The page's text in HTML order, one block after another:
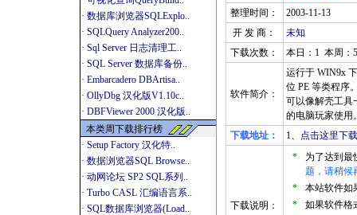
· 数据库浏览器SQLExplo..
· SQLQuery Analyzer200..
· Sql Server 日志清理工..
· SQL Server 数据库备份..
· Embarcadero DBArtisa..
· OllyDbg 汉化版V1.10c..
· DBFViewer 2000 汉化版..
本类周下载排行榜
· Setup Factory 汉化特..
· 数据浏览器SQL Browse..
· 动网论坛 SP2 SQL系列..
· Turbo CASL 汇编语言系..
· SQL数据库浏览器(Load..
整理时间：
2003-11-13
开 发 商：
未知
下载次数：
本日：1 本周：
软件简介：
运行于 WIN9x
位 PE 等类程序
可以像解壳工具
的电脑玩家使用
下载地址：
1、 点击这里下
下载说明：
*
为了达到最
题，请稍候
*
本站软件如
*
如果软件格